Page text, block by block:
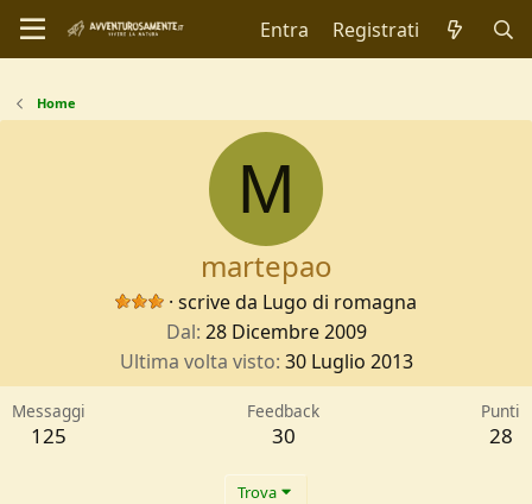
Entra Registrati
Home
M
martepao
· scrive da Lugo di romagna
Dal 28 Dicembre 2009
Ultima volta visto 30 Luglio 2013
Messaggi
125
Feedback
30
Punti
28
Trova